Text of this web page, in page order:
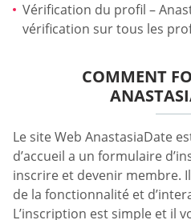
Vérification du profil –
vérification sur tous les
COMMENT
Le site Web AnastasiaDate
d’accueil a un formulaire
inscrire et devenir membre.
de la fonctionnalité et
L’inscription est simple et il